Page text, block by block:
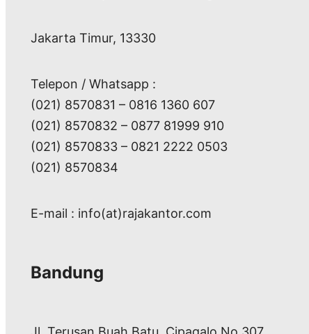
Jakarta Timur, 13330
Telepon / Whatsapp :
(021) 8570831 – 0816 1360 607
(021) 8570832 – 0877 81999 910
(021) 8570833 – 0821 2222 0503
(021) 8570834
E-mail : info(at)rajakantor.com
Bandung